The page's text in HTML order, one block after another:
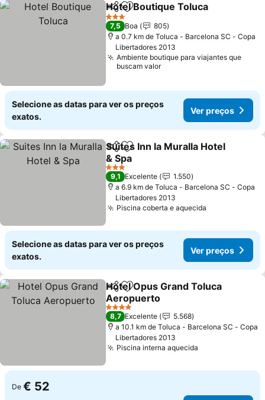
PartilharAdicionar aos favoritos
Hotel Boutique Toluca
3 Estrelas
7,5 Boa
805
a 0.7 km de Toluca - Barcelona SC - Copa
Libertadores 2013
Ambiente boutique para viajantes que
buscam valor
Selecione as datas para ver os preços
exatos.
Ver preços
PartilharAdicionar aos favoritos
Suites Inn la Muralla Hotel
& Spa
Ver preços
3 Estrelas
9,1 Excelente
1.550
a 6.9 km de Toluca - Barcelona SC - Copa
Libertadores 2013
Piscina coberta e aquecida
Selecione as datas para ver os preços
exatos.
Ver preços
PartilharAdicionar aos favoritos
Hotel Opus Grand Toluca
Aeropuerto
Ver preços
4 Estrelas
8,7 Excelente
5.568
a 10.1 km de Toluca - Barcelona SC - Copa
Libertadores 2013
Piscina interna aquecida
De € 52